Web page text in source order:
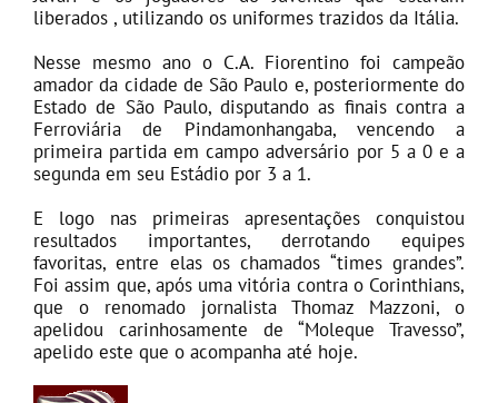
liberados , utilizando os uniformes trazidos da Itália.
Nesse mesmo ano o C.A. Fiorentino foi campeão
amador da cidade de São Paulo e, posteriormente do
Estado de São Paulo, disputando as finais contra a
Ferroviária de Pindamonhangaba, vencendo a
primeira partida em campo adversário por 5 a 0 e a
segunda em seu Estádio por 3 a 1.
E logo nas primeiras apresentações conquistou
resultados importantes, derrotando equipes
favoritas, entre elas os chamados “times grandes”.
Foi assim que, após uma vitória contra o Corinthians,
que o renomado jornalista Thomaz Mazzoni, o
apelidou carinhosamente de “Moleque Travesso”,
apelido este que o acompanha até hoje.